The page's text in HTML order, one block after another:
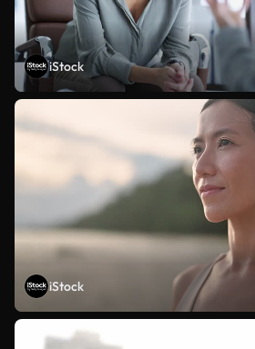
iStock
iStock